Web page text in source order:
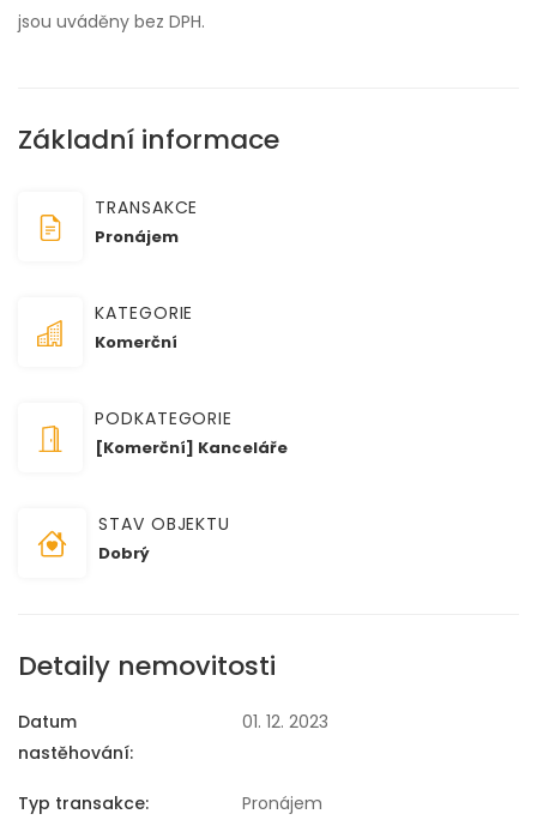
jsou uváděny bez DPH.
Základní informace
TRANSAKCE
Pronájem
KATEGORIE
Komerční
PODKATEGORIE
[Komerční] Kanceláře
STAV OBJEKTU
Dobrý
Detaily nemovitosti
Datum
nastěhování:
01. 12. 2023
Typ transakce: Pronájem